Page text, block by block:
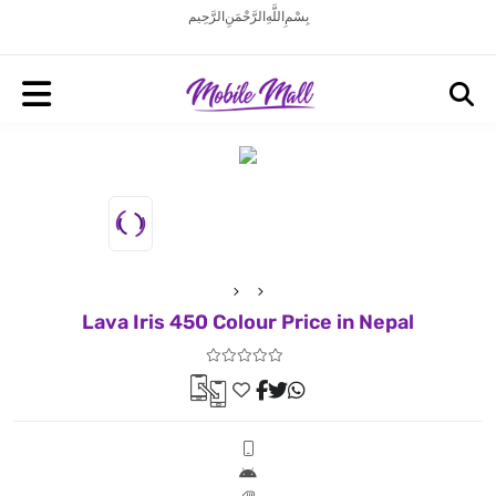
بِسْمِ اللَّهِ الرَّحْمَنِ الرَّحِيم
Lava Iris 450 Colour Price in Nepal